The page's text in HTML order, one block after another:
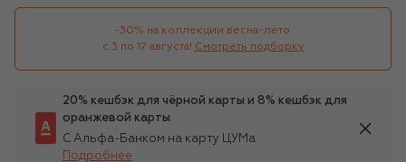
-30% на коллекции весна-лето
с 3 по 17 августа! Смотреть подборку
20% кешбэк для чёрной карты и 8% кешбэк для
оранжевой карты
С Альфа-Банком на карту ЦУМа
Подробнее